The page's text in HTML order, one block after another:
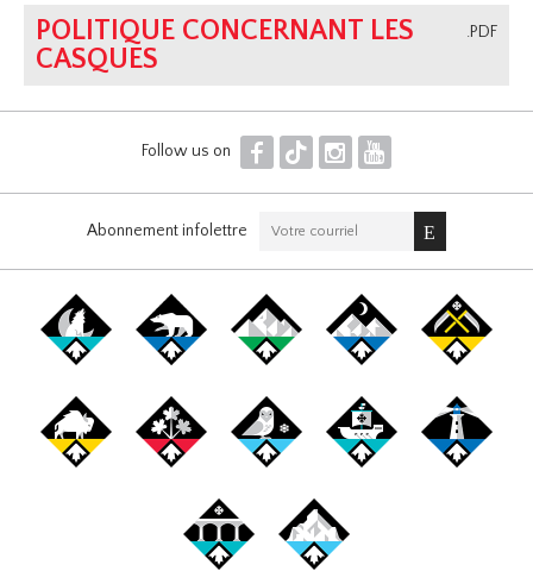
.PDF
POLITIQUE CONCERNANT LES
CASQUES
Follow us on F T I Y
Abonnement infolettre